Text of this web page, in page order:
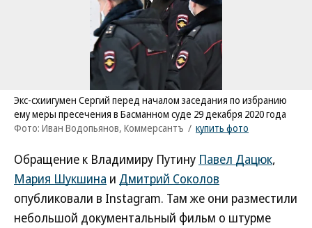
Экс-схиигумен Сергий перед началом заседания по избранию
ему меры пресечения в Басманном суде 29 декабря 2020 года
Фото: Иван Водопьянов, Коммерсантъ / купить фото
Обращение к Владимиру Путину Павел Дацюк,
Мария Шукшина и Дмитрий Соколов
опубликовали в Instagram. Там же они разместили
небольшой документальный фильм о штурме